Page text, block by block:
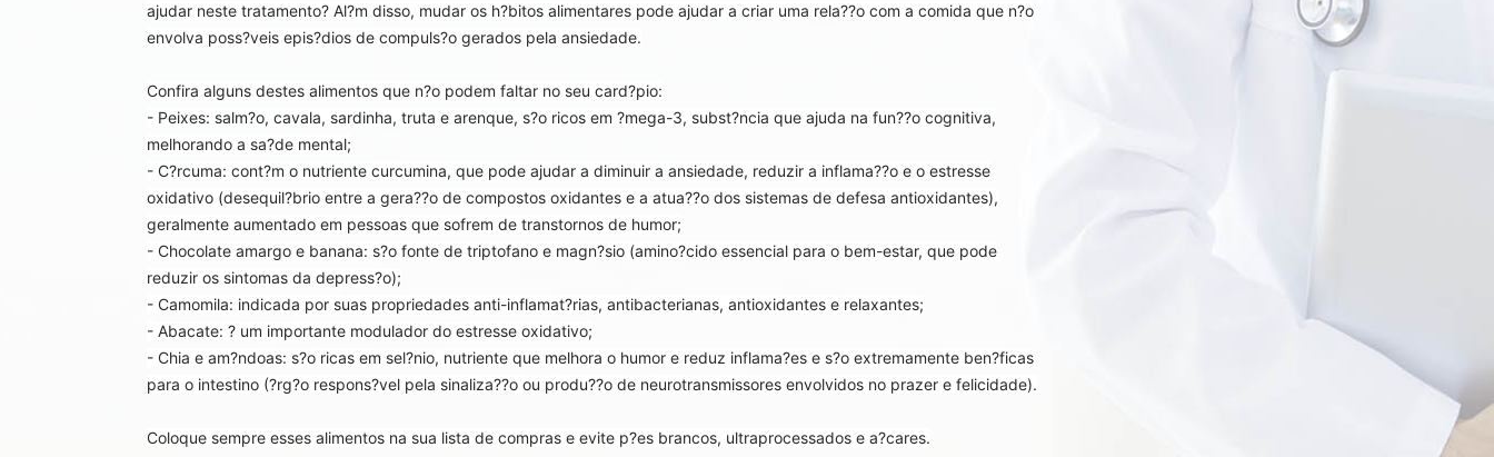
ajudar neste tratamento? Al?m disso, mudar os h?bitos alimentares pode ajudar a criar uma rela??o com a comida que n?o
envolva poss?veis epis?dios de compuls?o gerados pela ansiedade.
Confira alguns destes alimentos que n?o podem faltar no seu card?pio:
- Peixes: salm?o, cavala, sardinha, truta e arenque, s?o ricos em ?mega-3, subst?ncia que ajuda na fun??o cognitiva,
melhorando a sa?de mental;
- C?rcuma: cont?m o nutriente curcumina, que pode ajudar a diminuir a ansiedade, reduzir a inflama??o e o estresse
oxidativo (desequil?brio entre a gera??o de compostos oxidantes e a atua??o dos sistemas de defesa antioxidantes),
geralmente aumentado em pessoas que sofrem de transtornos de humor;
- Chocolate amargo e banana: s?o fonte de triptofano e magn?sio (amino?cido essencial para o bem-estar, que pode
reduzir os sintomas da depress?o);
- Camomila: indicada por suas propriedades anti-inflamat?rias, antibacterianas, antioxidantes e relaxantes;
- Abacate: ? um importante modulador do estresse oxidativo;
- Chia e am?ndoas: s?o ricas em sel?nio, nutriente que melhora o humor e reduz inflama?es e s?o extremamente ben?ficas
para o intestino (?rg?o respons?vel pela sinaliza??o ou produ??o de neurotransmissores envolvidos no prazer e felicidade).
Coloque sempre esses alimentos na sua lista de compras e evite p?es brancos, ultraprocessados e a?cares.